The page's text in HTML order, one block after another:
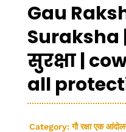
Gau
Suraksha |
सुुरक्षा |
all
Category:गौ रक्षा एक